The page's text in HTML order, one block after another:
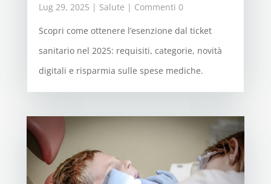
Lug 29, 2025 | Salute | Commenti 0
Scopri come ottenere l’esenzione dal ticket
sanitario nel 2025: requisiti, categorie, novità
digitali e risparmia sulle spese mediche.